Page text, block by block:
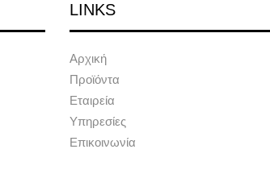
LINKS
Αρχική
Προϊόντα
Εταιρεία
Υπηρεσίες
Επικοινωνία